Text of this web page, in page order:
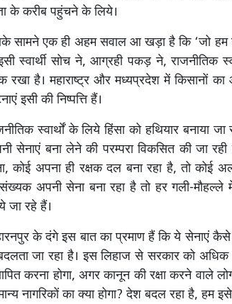
के करीब पहुंचने के लिये।
सामने एक ही अहम सवाल आ खड़ा है कि ‘जो
स्वार्थी सोच ने, आग्रही पकड़ ने, राजनीतिक
रखा है। महाराष्ट्र और मध्यप्रदेश में किसानों
इसी की निष्पत्ति हैं।
स्वार्थों के लिये हिंसा को हथियार बनाया
सेनाएं बना लेने की परम्परा विकसित की जा
कोई अपना ही रक्षक दल बना रहा है, तो कोई
अपनी सेना बना रहा है तो हर गली-
जा रहे हैं।
के दंगे इस बात का प्रमाण हैं कि ये सेनाएं
जा रहा है। इस लिहाज से सरकार को
करना होगा, अगर कानून की रक्षा करने वाले
नागरिकों का क्या होगा? देश बदल रहा है, हम